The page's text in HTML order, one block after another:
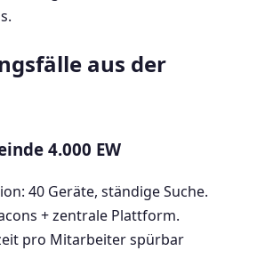
aus der
4.000 EW
40 Geräte, ständige Suche.
+ zentrale Plattform.
pro Mitarbeiter spürbar